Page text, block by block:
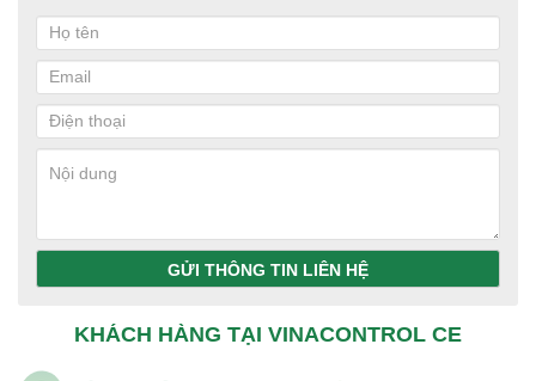
GỬI THÔNG TIN LIÊN HỆ
KHÁCH HÀNG TẠI VINACONTROL CE